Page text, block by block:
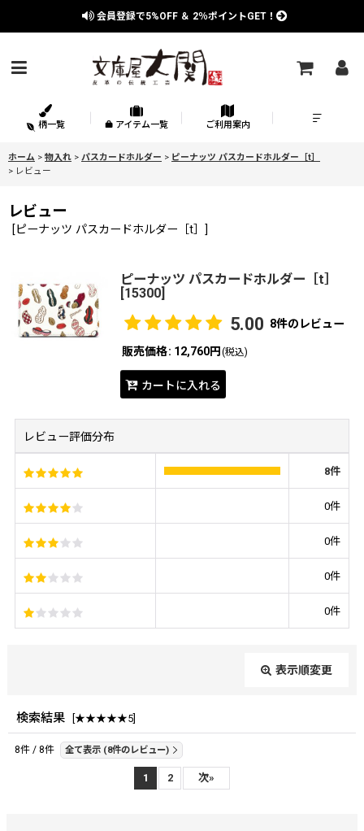
会員登録で5%OFF ＆ 2％ポイントGET！
柄一覧 アイテム一覧 ご利用案内
ホーム > 物入れ > パスカードホルダー > ピーナッツ パスカードホルダー［t］
> レビュー
レビュー
[ ピーナッツ パスカードホルダー［t］ ]
ピーナッツ パスカードホルダー［t］
[15300]
5.00 8件のレビュー
販売価格: 12,760円 (税込)
カートに入れる
レビュー評価分布
8件
0件
0件
0件
0件
表示順変更
レビュー検索:
検索結果 ★★★★★5
8件 / 8件 全て表示 (8件のレビュー)
1 2 次»